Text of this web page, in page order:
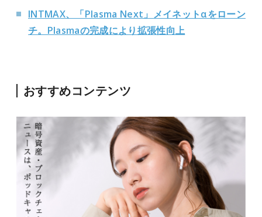
INTMAX、「Plasma Next」メイネットαをローン
チ。Plasmaの完成により拡張性向上
おすすめコンテンツ